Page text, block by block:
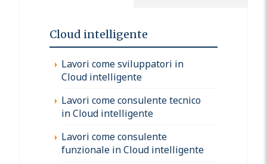
Cloud intelligente
Lavori come sviluppatori in
Cloud intelligente
Lavori come consulente tecnico
in Cloud intelligente
Lavori come consulente
funzionale in Cloud intelligente